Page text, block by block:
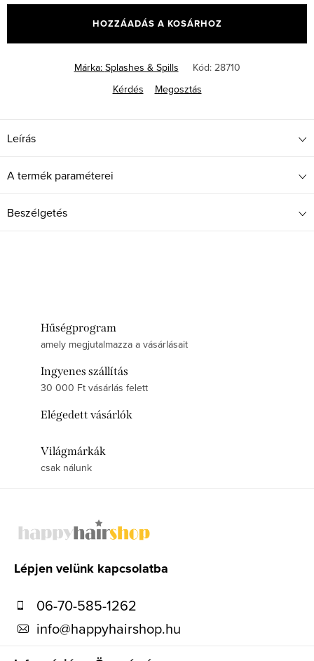
HOZZÁADÁS A KOSÁRHOZ
Márka: Splashes & Spills Kód: 28710
Kérdés
Megosztás
Leírás
A termék paraméterei
Beszélgetés
Hűségprogram
amely megjutalmazza a vásárlásait
Ingyenes szállítás
30 000 Ft vásárlás felett
Elégedett vásárlók
Világmárkák
csak nálunk
Lépjen velünk kapcsolatba
06-70-585-1262
info@happyhairshop.hu